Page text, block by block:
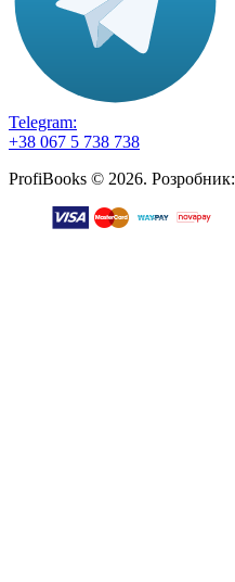
Telegram:
+38 067 5 738 738
ProfiBooks © 2026. Розробник: